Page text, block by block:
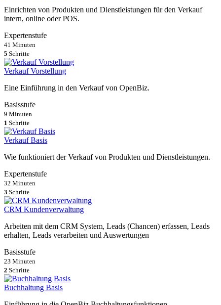
Einrichten von Produkten und Dienstleistungen für den Verkauf
intern, online oder POS.
Expertenstufe
41 Minuten
5 Schritte
Verkauf Vorstellung
Eine Einführung in den Verkauf von OpenBiz.
Basisstufe
9 Minuten
1 Schritte
Verkauf Basis
Wie funktioniert der Verkauf von Produkten und Dienstleistungen.
Expertenstufe
32 Minuten
3 Schritte
CRM Kundenverwaltung
Arbeiten mit dem CRM System, Leads (Chancen) erfassen, Leads
erhalten, Leads verarbeiten und Auswertungen
Basisstufe
23 Minuten
2 Schritte
Buchhaltung Basis